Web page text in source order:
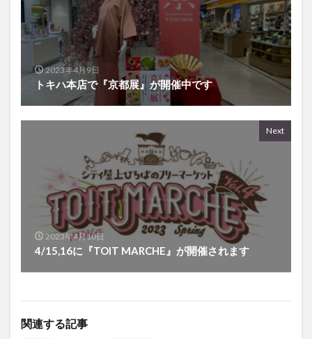
2023年4月9日
トキハ本店で『京都展』が開催中です
Next
2023年4月10日
4/15,16に『TOIT MARCHE』が開催されます
関連する記事